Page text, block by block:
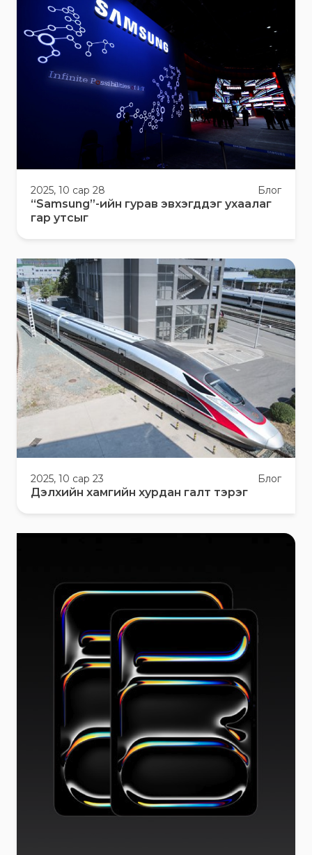
2025, 10 сар 28 Блог
“Samsung”-ийн гурав эвхэгддэг ухаалаг
гар утсыг
2025, 10 сар 23 Блог
Дэлхийн хамгийн хурдан галт тэрэг